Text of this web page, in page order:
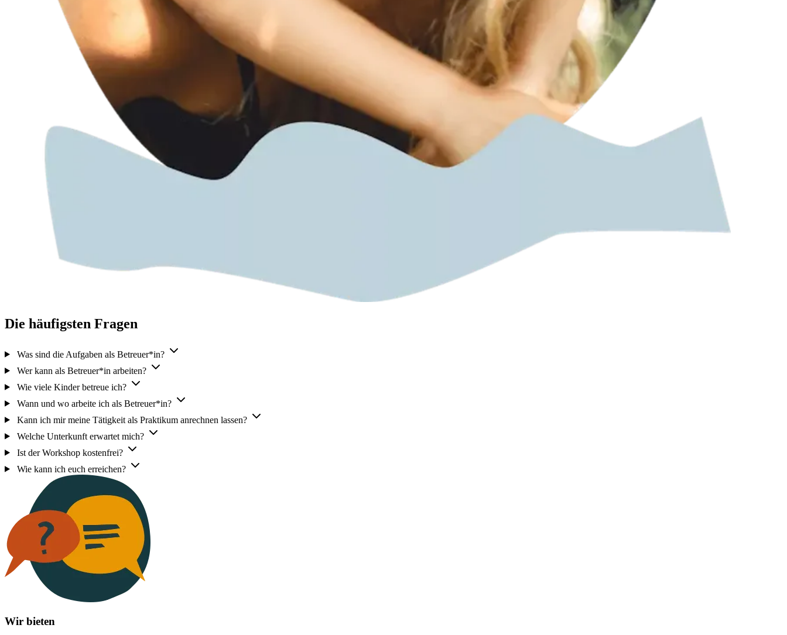
Die häufigsten Fragen
Was sind die Aufgaben als Betreuer*in?
Wer kann als Betreuer*in arbeiten?
Wie viele Kinder betreue ich?
Wann und wo arbeite ich als Betreuer*in?
Kann ich mir meine Tätigkeit als Praktikum anrechnen lassen?
Welche Unterkunft erwartet mich?
Ist der Workshop kostenfrei?
Wie kann ich euch erreichen?
Wir bieten